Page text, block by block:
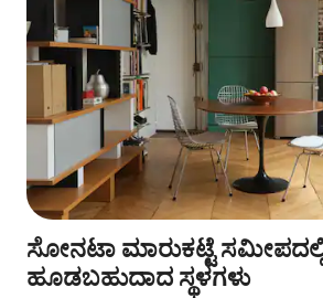
ಸೋನಟಾ ಮಾರುಕಟ್ಟೆ ಸಮೀಪದಲ್ಲಿ
ಹೂಡಬಹುದಾದ ಸ್ಥಳಗಳು